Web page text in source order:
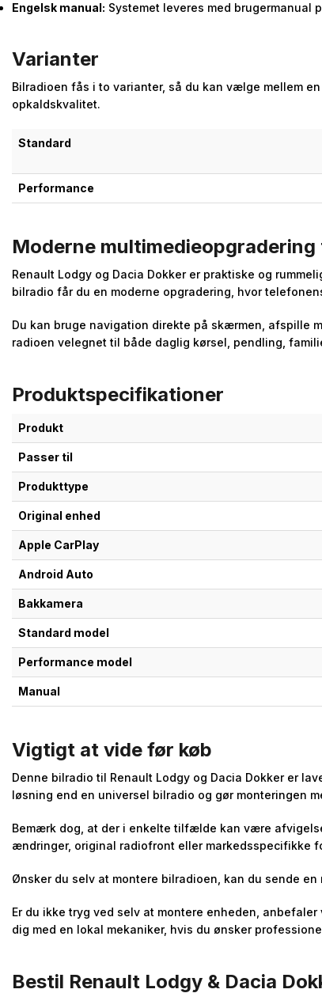
Engelsk manual: Systemet leveres med brugermanual
Varianter
Bilradioen fås i to varianter, så du kan vælge mellem
opkaldskvalitet.
Standard
Performance
Moderne
Renault Lodgy og Dacia Dokker er praktiske og
bilradio får du en moderne opgradering, hvor
Du kan bruge navigation direkte på skærmen, afspille
radioen velegnet til både daglig kørsel, pendling,
Produktspecifikationer
Produkt
Passer til
Produkttype
Original enhed
Apple CarPlay
Android Auto
Bakkamera
Standard model
Performance model
Manual
Vigtigt at vide før køb
Denne bilradio til Renault Lodgy og Dacia Dokker er
løsning end en universel bilradio og gør monteringen
Bemærk dog, at der i enkelte tilfælde kan være
ændringer, original radiofront eller markedsspecifikke
Ønsker du selv at montere bilradioen, kan du sende en
Er du ikke tryg ved selv at montere enheden,
dig med en lokal mekaniker, hvis du ønsker
Bestil Renault Lodgy & Dacia